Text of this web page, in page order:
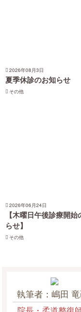
2026年08月3日
夏季休診のお知らせ
その他
2026年06月24日
【木曜日午後診療開始
らせ】
その他
執筆者：嶋田